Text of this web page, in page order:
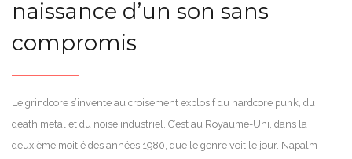
naissance d’un son sans
compromis
Le grindcore s’invente au croisement explosif du hardcore punk, du
death metal et du noise industriel. C’est au Royaume-Uni, dans la
deuxième moitié des années 1980, que le genre voit le jour. Napalm